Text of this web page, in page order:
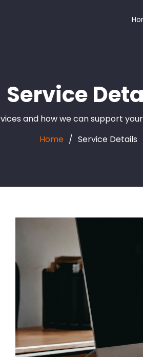
Service
and how we can support
Home
Service Details